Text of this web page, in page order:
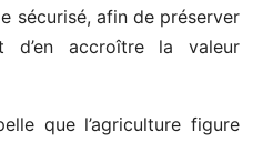
sécurisé, afin de préserver
accroître la valeur
que l’agriculture figure